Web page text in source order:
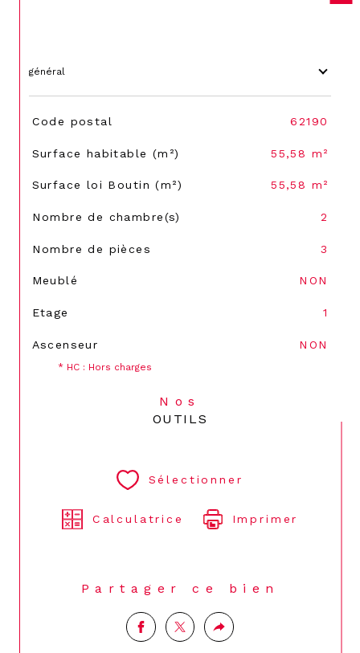
général
TRAD_SIROCCO_Caracteristique
Code postal 62190
Surface habitable (m²) 55,58 m²
Surface loi Boutin (m²) 55,58 m²
Nombre de chambre(s) 2
Nombre de pièces 3
Meublé NON
Etage 1
Ascenseur NON
* HC : Hors charges
Nos
OUTILS
Sélectionner
Calculatrice Imprimer
Partager ce bien